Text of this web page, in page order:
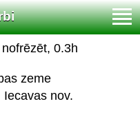
0.3h
zeme
nov.